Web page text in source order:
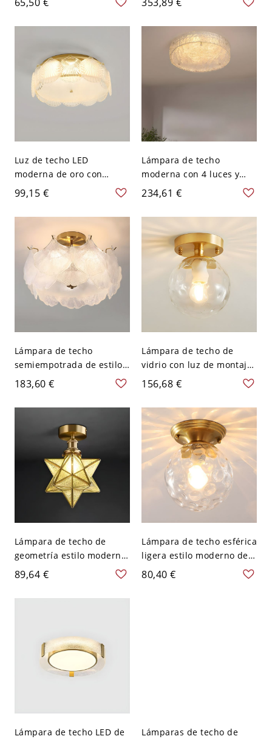
pantalla blanca y luces
LED - 110 A 120 V 9.1"
transparente con efecto
de agua - 110 A 120 V
46,99 cm
Luz de techo LED
moderna de oro con
pantalla de vidrio
transparente para uso
residencial - 110 A 120 V
40,64 cm Caparazón
99,15 €
Lámpara de techo
moderna con 4 luces y
cilindro de vidrio
transparente - 110 A 120
V 40,64 cm
234,61 €
Lámpara de techo
semiempotrada de estilo
moderno con pantalla de
vidrio transparente para
uso residencial - 110 A
183,60 €
Lámpara de techo de
vidrio con luz de montaje
empotrado de 1 luz y
diseño geométrico
nórdico para pasillos -
110 A 120 V Globo
156,68 €
Lámpara de techo de
geometría estilo moderno
con vidrio y 1 luz - 110 A
120 V 20,32 cm Claro y
texturizado
89,64 €
Lámpara de techo esférica
ligera estilo moderno de
vidrio para restaurante -
110 A 120 V Vidrio de
80,40 €
Lámpara de techo LED de
Lámparas de techo de